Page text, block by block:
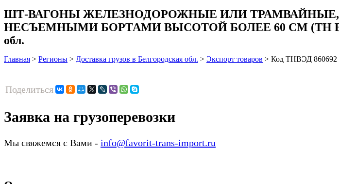
ШТ-ВАГОНЫ ЖЕЛЕЗНОДОРОЖНЫЕ ИЛИ
НЕСЪЕМНЫМИ БОРТАМИ ВЫСОТОЙ БОЛЕЕ 60 СМ (ТН ВЭД
обл.
Главная > Регионы > Доставка грузов в Белгородская обл. > Экспорт товаров > Код ТНВЭД 860692
Поделиться
Заявка на грузоперевозки
Мы свяжемся с Вами - info@favorit-trans-import.ru